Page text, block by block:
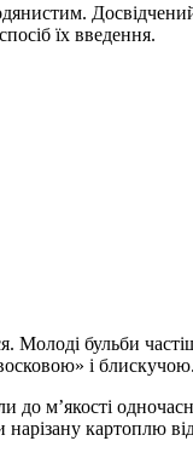
Досвідчений
їх введення.
бульби
і блискучою.
м’якості
нарізану картоплю